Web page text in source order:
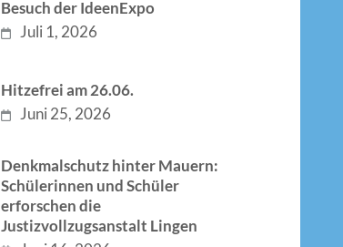
Besuch der IdeenExpo
Juli 1, 2026
Hitzefrei am 26.06.
Juni 25, 2026
Denkmalschutz hinter Mauern:
Schülerinnen und Schüler
erforschen die
Justizvollzugsanstalt Lingen